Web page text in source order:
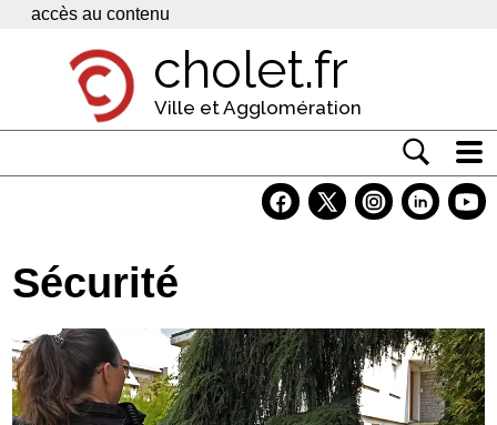
Panneau de gestion des cookies
accès au contenu
cholet.fr
Ville et Agglomération
Economie
Services
Contacts
Sécurité